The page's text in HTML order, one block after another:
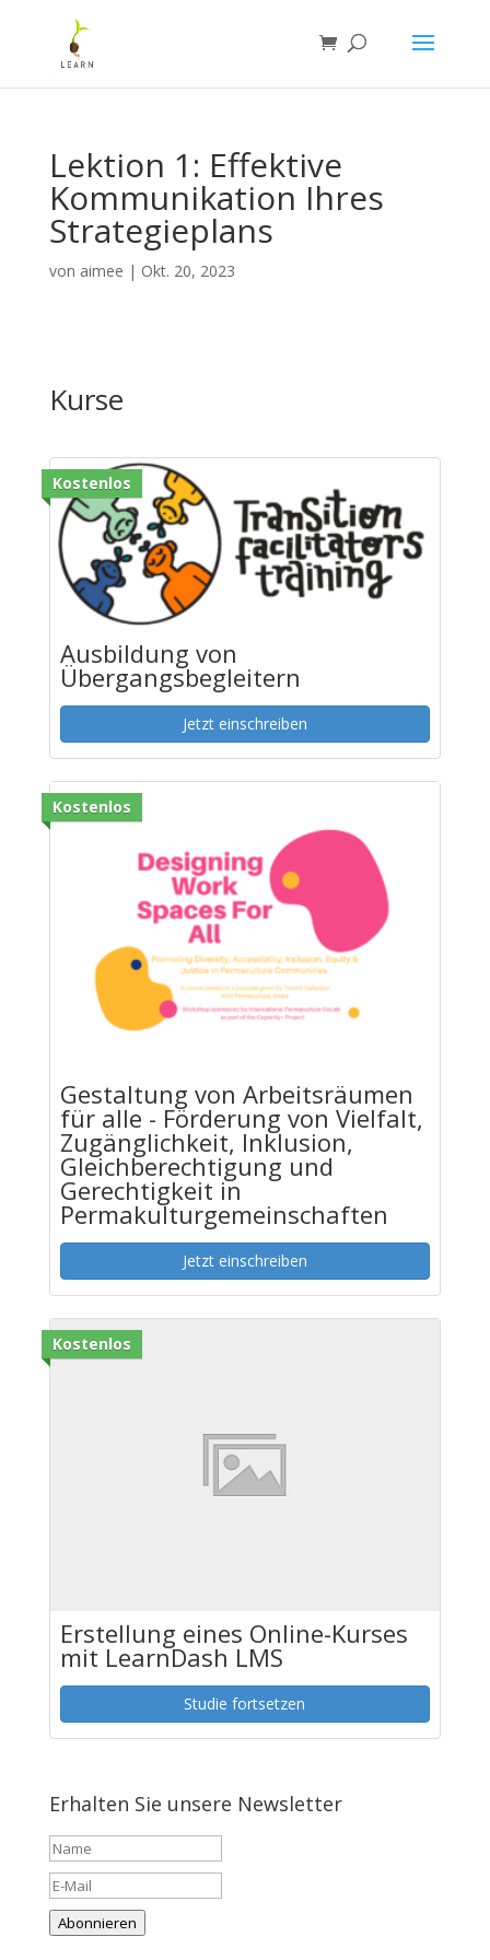
Lektion 1: Effektive
Kommunikation Ihres
Strategieplans
von aimee | Okt. 20, 2023
Kurse
Kostenlos
Ausbildung von
Übergangsbegleitern
Jetzt einschreiben
Kostenlos
Gestaltung von Arbeitsräumen
für alle - Förderung von Vielfalt,
Zugänglichkeit, Inklusion,
Gleichberechtigung und
Gerechtigkeit in
Permakulturgemeinschaften
Jetzt einschreiben
Kostenlos
Erstellung eines Online-Kurses
mit LearnDash LMS
Studie fortsetzen
Erhalten Sie unsere Newsletter
Abonnieren